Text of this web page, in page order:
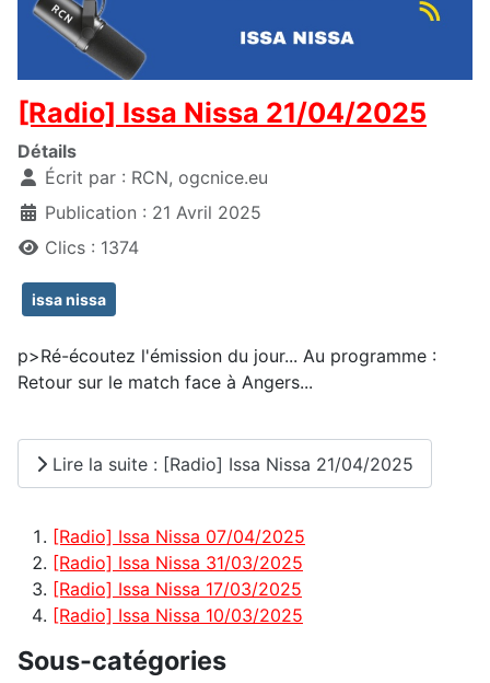
[Radio] Issa Nissa 21/04/2025
Détails
Écrit par : RCN, ogcnice.eu
Publication : 21 Avril 2025
Clics : 1374
issa nissa
p>Ré-écoutez l'émission du jour... Au programme :
Retour sur le match face à Angers...
Lire la suite : [Radio] Issa Nissa 21/04/2025
[Radio] Issa Nissa 07/04/2025
[Radio] Issa Nissa 31/03/2025
[Radio] Issa Nissa 17/03/2025
[Radio] Issa Nissa 10/03/2025
Sous-catégories